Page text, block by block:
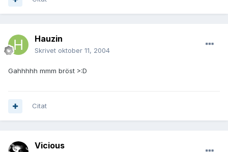
Hauzin
Skrivet oktober 11, 2004
Gahhhhh mmm bröst >:D
Citat
Vicious